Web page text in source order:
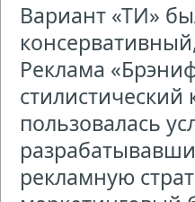
Вариант «ТИ»
Реклама
стилистический
пользовалась
рекламную